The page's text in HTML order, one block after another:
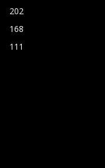
202
168
111